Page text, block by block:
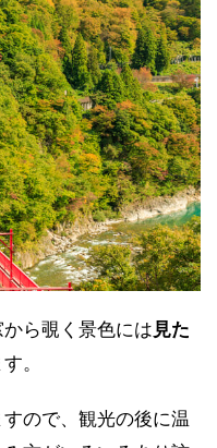
ら覗く景色には 見た
。
ので、観光の後に温